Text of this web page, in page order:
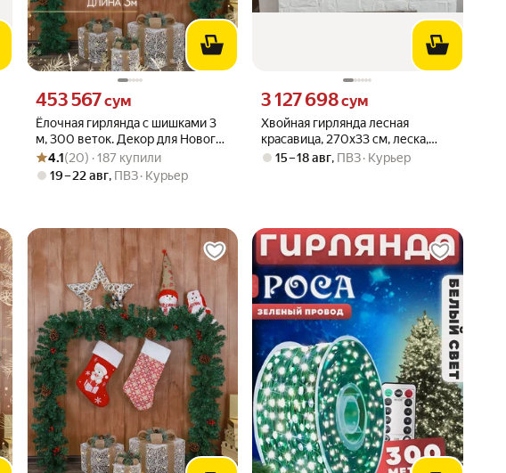
Ёлочная гирлянда с шишками 3
м, 300 веток. Декор для Нового
года
Цена 453567 сум вместо
453 567сум
Рейтинг товара: 4.1 из 5
Оценок: (20) · 187 купили
4.1(20) · 187 купили
19 – 22 авг, ПВЗ Курьер
Хвойная гирлянда лесная
красавица, 270х33 см, леска,
Триумф Три (Triumph Tree) 73681
Цена 3127698 сум вместо
3 127 698сум
15 – 18 авг, ПВЗ Курьер